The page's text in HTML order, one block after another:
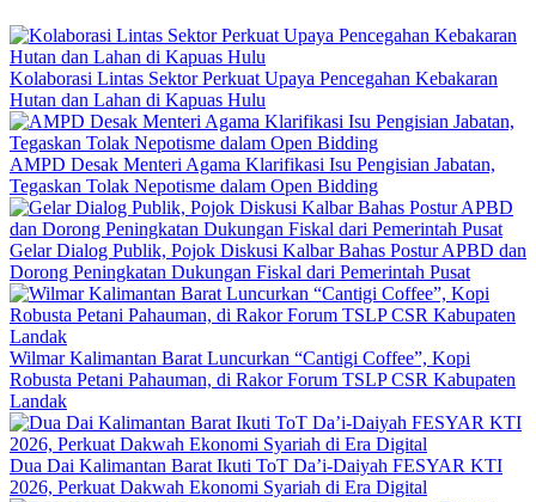
Kolaborasi Lintas Sektor Perkuat Upaya Pencegahan Kebakaran
Hutan dan Lahan di Kapuas Hulu
AMPD Desak Menteri Agama Klarifikasi Isu Pengisian Jabatan,
Tegaskan Tolak Nepotisme dalam Open Bidding
Gelar Dialog Publik, Pojok Diskusi Kalbar Bahas Postur APBD dan
Dorong Peningkatan Dukungan Fiskal dari Pemerintah Pusat
Wilmar Kalimantan Barat Luncurkan “Cantigi Coffee”, Kopi
Robusta Petani Pahauman, di Rakor Forum TSLP CSR Kabupaten
Landak
Dua Dai Kalimantan Barat Ikuti ToT Da’i-Daiyah FESYAR KTI
2026, Perkuat Dakwah Ekonomi Syariah di Era Digital